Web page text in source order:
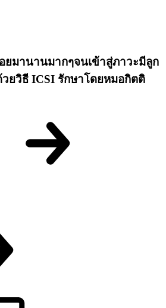
ยมานานมากๆจนเข้าสู่ภาวะมีลูก
วยวิธี ICSI รักษาโดยหมอกิตติ